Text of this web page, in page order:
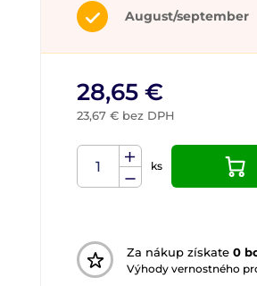
August/september
28,65 €
23,67 € bez DPH
ks
Za nákup získate 0
Výhody vernostného